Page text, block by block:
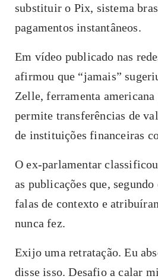
substituir o Pix, sistema
pagamentos instantâneos.
Em vídeo publicado nas
afirmou que “jamais”
Zelle, ferramenta americana
permite transferências de
de instituições financeiras
O ex-parlamentar
as publicações que,
falas de contexto e
nunca fez.
Exijo uma retratação. Eu
disse isso. Desafio a calar